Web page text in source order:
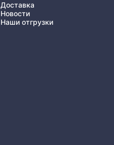
Доставка
Новости
Наши отгрузки